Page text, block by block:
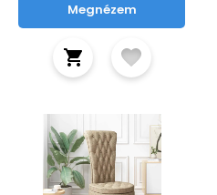
Megnézem